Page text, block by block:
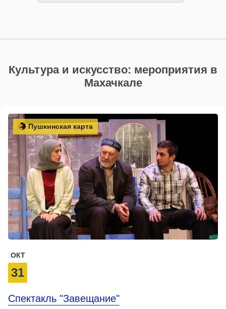
Культура и искусство: мероприятия в
Махачкале
Пушкинская карта
ОКТ
31
Спектакль "Завещание"